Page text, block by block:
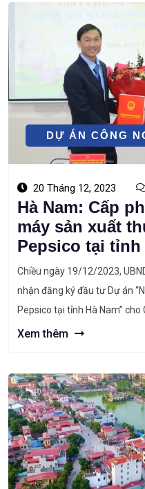
DỰ ÁN CÔNG
20 Tháng 12, 2023
Hà Nam: Cấp
máy sản xuất
Pepsico tại tỉnh
Chiều ngày 19/12/2023,
nhận đăng ký đầu tư Dự án
Pepsico tại tỉnh Hà Nam” cho
Việt Nam. Xem nhiều nhất: ⇒
Xem thêm